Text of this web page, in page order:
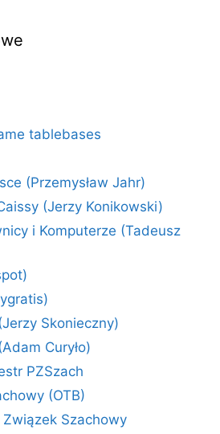
tablebases
(Przemysław Jahr)
(Jerzy Konikowski)
i Komputerze (Tadeusz
Skonieczny)
Curyło)
PZSzach
(OTB)
Szachowy